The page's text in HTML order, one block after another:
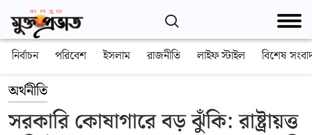
নির্বাচন পরিবেশ ইসলাম রাজনীতি লাইফ স্টাইল বিশেষ
অর্থনীতি
সরকারি কোষাগারে বড় ঝুঁকি: রাষ্ট্রায়ত্ত